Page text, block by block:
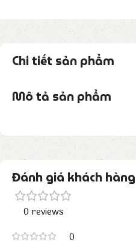
Chi tiết sản phẩm
Mô tả sản phẩm
Đánh giá khách hàng
0 reviews
0